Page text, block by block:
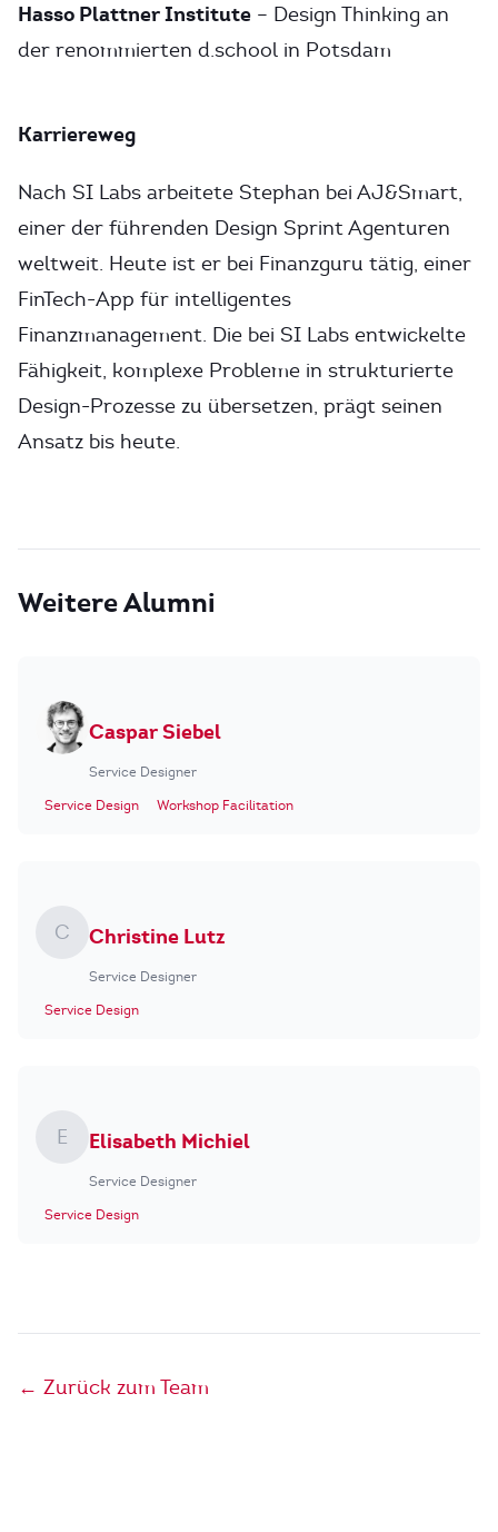
Hasso Plattner Institute – Design Thinking an
der renommierten d.school in Potsdam
Karriereweg
Nach SI Labs arbeitete Stephan bei AJ&Smart,
einer der führenden Design Sprint Agenturen
weltweit. Heute ist er bei Finanzguru tätig, einer
FinTech-App für intelligentes
Finanzmanagement. Die bei SI Labs entwickelte
Fähigkeit, komplexe Probleme in strukturierte
Design-Prozesse zu übersetzen, prägt seinen
Ansatz bis heute.
Weitere Alumni
Caspar Siebel
Service Designer
Service Design
Workshop Facilitation
C Christine Lutz
Service Designer
Service Design
E Elisabeth Michiel
Service Designer
Service Design
← Zurück zum Team